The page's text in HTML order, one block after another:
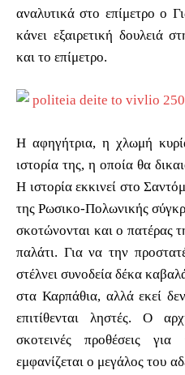
αναλυτικά στο επίμετρο ο
κάνει εξαιρετική δουλειά
και το επίμετρο.
Η αφηγήτρια, η χλωμή
ιστορία της, η οποία θα
Η ιστορία εκκινεί στο
της Ρωσικο-Πολωνικής
σκοτώνονται και ο πατέρας
παλάτι. Για να την
στέλνει συνοδεία δέκα
στα Καρπάθια, αλλά εκεί
επιτίθενται ληστές. Ο
σκοτεινές προθέσεις
εμφανίζεται ο μεγάλος του